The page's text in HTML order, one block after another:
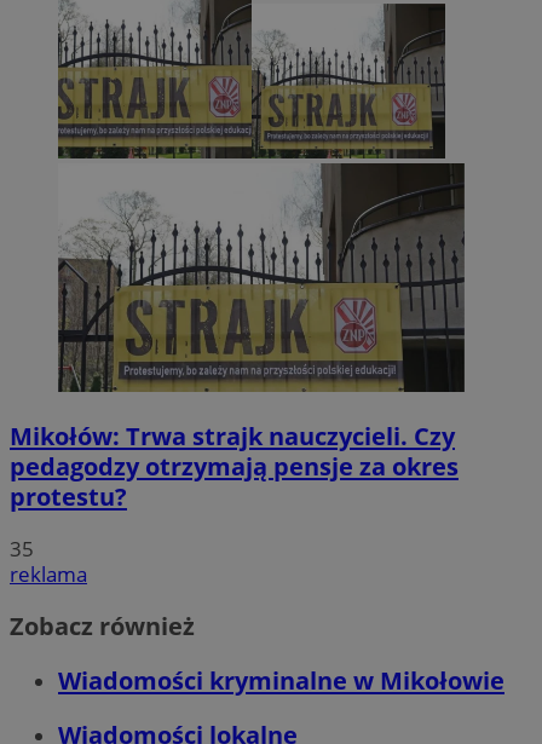
Mikołów: Trwa strajk nauczycieli. Czy
pedagodzy otrzymają pensje za okres
protestu?
35
reklama
Zobacz również
Wiadomości kryminalne w Mikołowie
Wiadomości lokalne